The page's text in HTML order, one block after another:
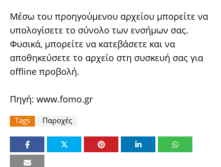
Μέσω του προηγούμενου αρχείου μπορείτε να
υπολογίσετε το σύνολο των ενσήμων σας.
Φυσικά, μπορείτε να κατεβάσετε και να
αποθηκεύσετε το αρχείο στη συσκευή σας για
offline προβολή.
Πηγή: www.fomo.gr
Tags Παροχές